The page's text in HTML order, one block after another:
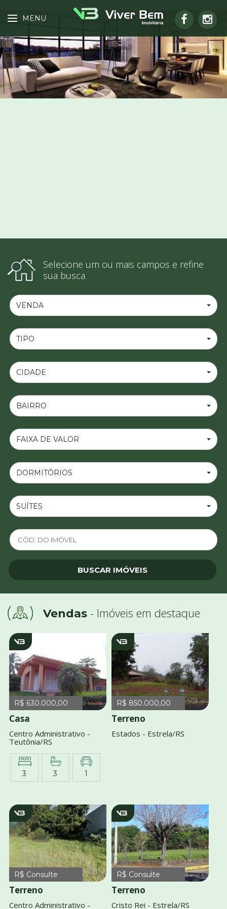
MENU
Selecione um ou mais campos e refine
sua busca.
VENDA
TIPO
CIDADE
BAIRRO
FAIXA DE VALOR
DORMITÓRIOS
SUÍTES
Vendas - Imóveis em destaque
v654
R$ 630.000,00
Casa
Centro Administrativo -
Teutônia/RS
3 3 1
v1544
R$ 850.000,00
Terreno
Estados - Estrela/RS
v2969
R$ Consulte
Terreno
Centro Administrativo -
V409
R$ Consulte
Terreno
Cristo Rei - Estrela/RS